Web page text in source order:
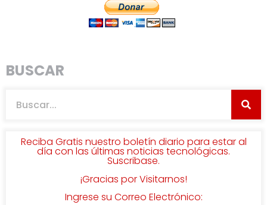
BUSCAR
Reciba Gratis nuestro boletín diario para estar al
día con las últimas noticias tecnológicas.
Suscribase.
¡Gracias por Visitarnos!
Ingrese su Correo Electrónico: